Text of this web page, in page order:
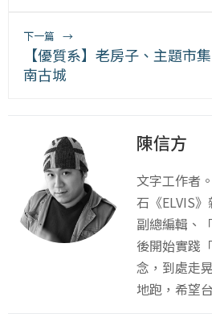
下一篇 →
【優質系】老房子、主題市
南古城
陳信方
文字工作者
石《ELVIS》
副總編輯、
後開始實踐
念，到處走
地跑，希望